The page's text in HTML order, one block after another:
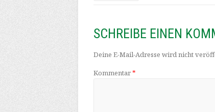
SCHREIBE EINEN
Deine E-Mail-Adresse wird nicht
Kommentar*